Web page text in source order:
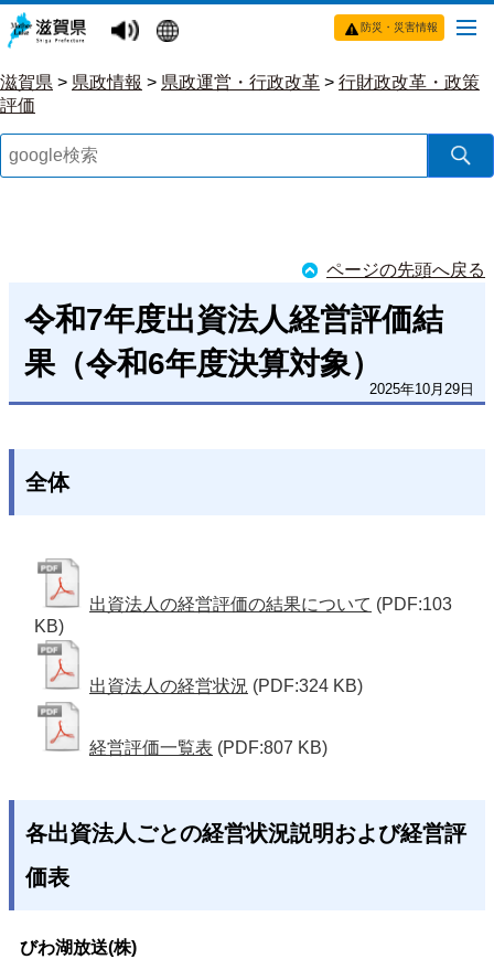
防災・災害情報
滋賀県 > 県政情報 > 県政運営・行政改革 > 行財政改革・政策
評価
ページの先頭へ戻る
令和7年度出資法人経営評価結
果（令和6年度決算対象）
2025年10月29日
全体
出資法人の経営評価の結果について (PDF:103
KB)
出資法人の経営状況 (PDF:324 KB)
経営評価一覧表 (PDF:807 KB)
各出資法人ごとの経営状況説明および経営評
価表
びわ湖放送(株)